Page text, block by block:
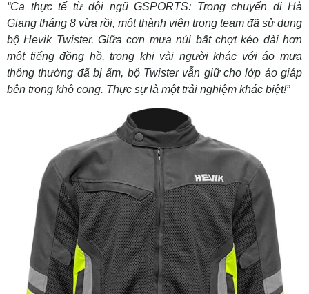
“Ca thực tế từ đội ngũ GSPORTS: Trong chuyến đi Hà
Giang tháng 8 vừa rồi, một thành viên trong team đã sử dụng
bộ Hevik Twister. Giữa cơn mưa núi bất chợt kéo dài hơn
một tiếng đồng hồ, trong khi vài người khác với áo mưa
thông thường đã bị ẩm, bộ Twister vẫn giữ cho lớp áo giáp
bên trong khô cong. Thực sự là một trải nghiệm khác biệt!”